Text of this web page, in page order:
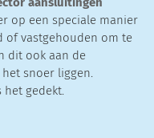
op een speciale manier
of vastgehouden om te
dit ook aan de
snoer liggen.
gedekt.